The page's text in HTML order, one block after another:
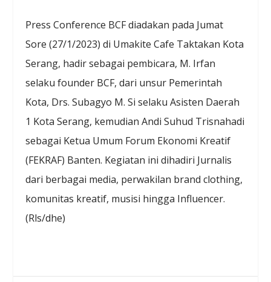
Press Conference BCF diadakan pada Jumat
Sore (27/1/2023) di Umakite Cafe Taktakan Kota
Serang, hadir sebagai pembicara, M. Irfan
selaku founder BCF, dari unsur Pemerintah
Kota, Drs. Subagyo M. Si selaku Asisten Daerah
1 Kota Serang, kemudian Andi Suhud Trisnahadi
sebagai Ketua Umum Forum Ekonomi Kreatif
(FEKRAF) Banten. Kegiatan ini dihadiri Jurnalis
dari berbagai media, perwakilan brand clothing,
komunitas kreatif, musisi hingga Influencer.
(Rls/dhe)